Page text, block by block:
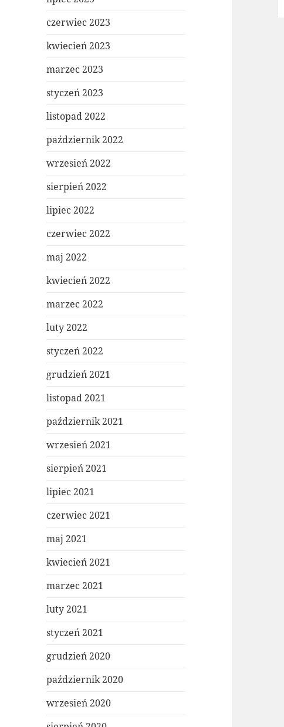
czerwiec 2023
kwiecień 2023
marzec 2023
styczeń 2023
listopad 2022
październik 2022
wrzesień 2022
sierpień 2022
lipiec 2022
czerwiec 2022
maj 2022
kwiecień 2022
marzec 2022
luty 2022
styczeń 2022
grudzień 2021
listopad 2021
październik 2021
wrzesień 2021
sierpień 2021
lipiec 2021
czerwiec 2021
maj 2021
kwiecień 2021
marzec 2021
luty 2021
styczeń 2021
grudzień 2020
październik 2020
wrzesień 2020